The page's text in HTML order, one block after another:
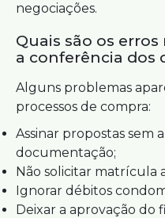
negociações.
Quais são os
a conferência dos
Alguns problemas
processos de compra:
Assinar propostas sem
documentação;
Não solicitar matrícula
Ignorar débitos
Deixar a aprovação do